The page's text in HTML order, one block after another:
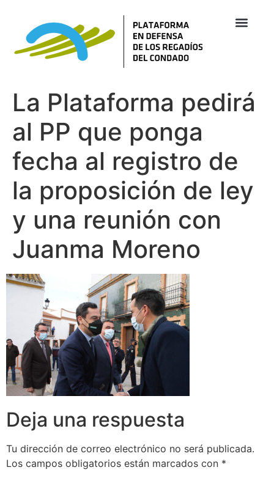
La Plataforma pedirá
al PP que ponga
fecha al registro de
la proposición de ley
y una reunión con
Juanma Moreno
Deja una respuesta
Tu dirección de correo electrónico no será publicada.
Los campos obligatorios están marcados con *